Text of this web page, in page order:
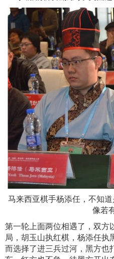
马来西亚棋手杨添任，不知
像若
第一轮上面两位相遇了，双方
局，胡玉山执红棋，杨添任执
而选择了进三兵过河，黑方也